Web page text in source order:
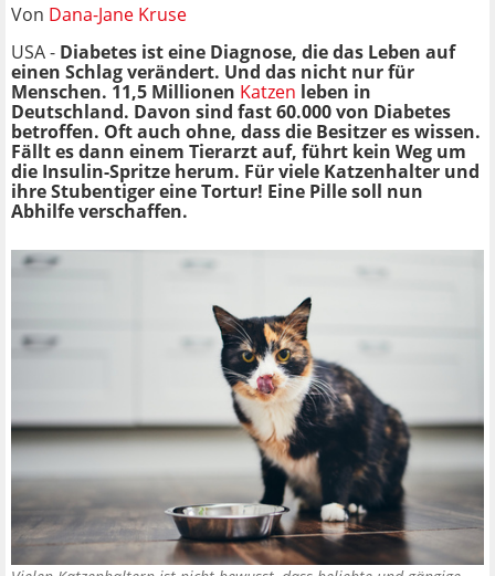
Von Dana-Jane Kruse
USA - Diabetes ist eine Diagnose, die das Leben auf
einen Schlag verändert. Und das nicht nur für
Menschen. 11,5 Millionen Katzen leben in
Deutschland. Davon sind fast 60.000 von Diabetes
betroffen. Oft auch ohne, dass die Besitzer es wissen.
Fällt es dann einem Tierarzt auf, führt kein Weg um
die Insulin-Spritze herum. Für viele Katzenhalter und
ihre Stubentiger eine Tortur! Eine Pille soll nun
Abhilfe verschaffen.